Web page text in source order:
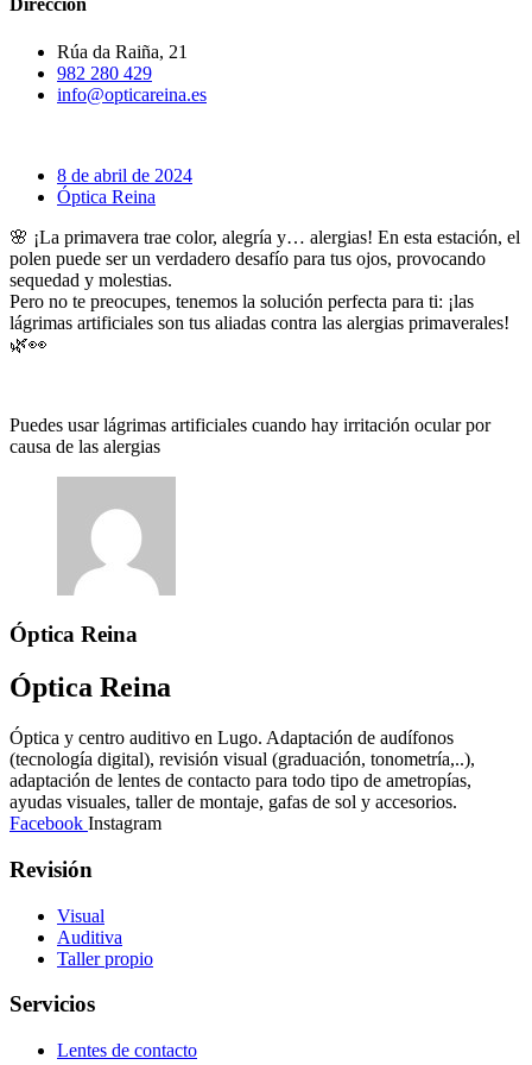
Dirección
Rúa da Raiña, 21
982 280 429
info@opticareina.es
8 de abril de 2024
Óptica Reina
🌸 ¡La primavera trae color, alegría y… alergias! En esta estación, el
polen puede ser un verdadero desafío para tus ojos, provocando
sequedad y molestias.
Pero no te preocupes, tenemos la solución perfecta para ti: ¡las
lágrimas artificiales son tus aliadas contra las alergias primaverales!
🌿👀
Puedes usar lágrimas artificiales cuando hay irritación ocular por
causa de las alergias
Óptica Reina
Óptica Reina
Óptica y centro auditivo en Lugo. Adaptación de audífonos
(tecnología digital), revisión visual (graduación, tonometría,..),
adaptación de lentes de contacto para todo tipo de ametropías,
ayudas visuales, taller de montaje, gafas de sol y accesorios.
Facebook Instagram
Revisión
Visual
Auditiva
Taller propio
Servicios
Lentes de contacto